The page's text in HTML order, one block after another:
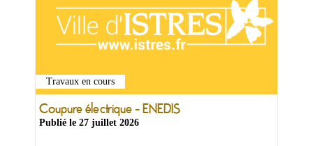
Travaux en cours
Coupure électrique - ENEDIS
Publié le 27 juillet 2026